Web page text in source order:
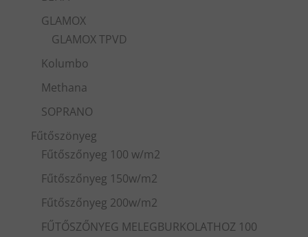
GLAMOX
GLAMOX TPVD
Kolumbo
Methana
SOPRANO
Fűtőszönyeg
Fűtőszőnyeg 100 w/m2
Fűtőszőnyeg 150w/m2
Fűtőszőnyeg 200w/m2
FŰTŐSZŐNYEG MELEGBURKOLATHOZ 100